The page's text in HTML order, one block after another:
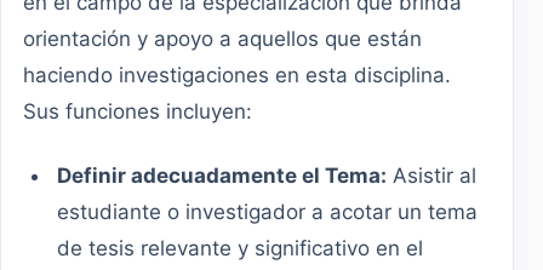
orientación y apoyo a aquellos que están
haciendo investigaciones en esta disciplina.
Sus funciones incluyen:
Definir adecuadamente el Tema: Asistir al
estudiante o investigador a acotar un tema
de tesis relevante y significativo en el